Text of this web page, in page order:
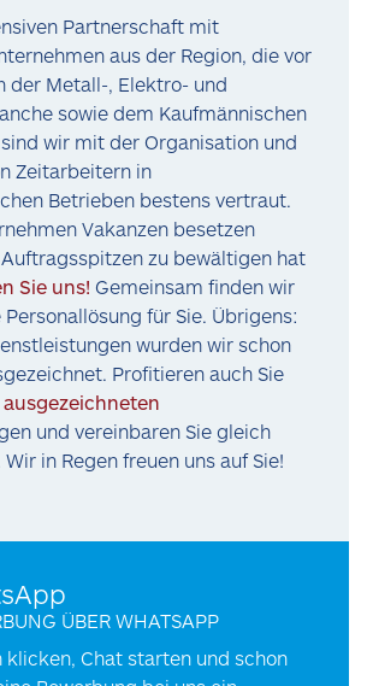
Partnerschaft mit
aus der Region, die vor
der Metall-, Elektro- und
sowie dem Kaufmännischen
wir mit der Organisation und
Zeitarbeitern in
Betrieben bestens vertraut.
Vakanzen besetzen
zu bewältigen hat
Sie uns! Gemeinsam finden wir
für Sie. Übrigens:
wurden wir schon
Profitieren auch Sie
ausgezeichneten
und vereinbaren Sie gleich
in Regen freuen uns auf Sie!
ÜBER WHATSAPP
klicken, Chat starten und schon